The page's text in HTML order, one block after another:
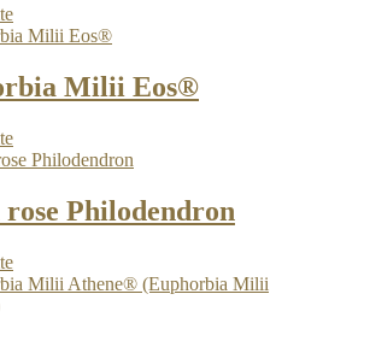
Milii Eos®
Philodendron